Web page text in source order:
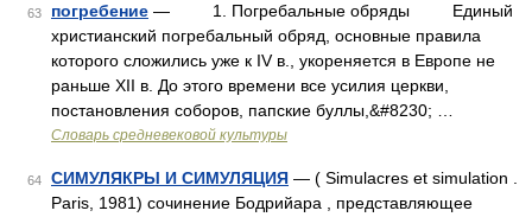
63 погребение — 1. Погребальные обряды Единый
христианский погребальный обряд, основные правила
которого сложились уже к IV в., укореняется в Европе не
раньше XII в. До этого времени все усилия церкви,
постановления соборов, папские буллы,&#8230; …
Словарь средневековой культуры
64 СИМУЛЯКРЫ И СИМУЛЯЦИЯ — ( Simulacres et simulation .
Paris, 1981) сочинение Бодрийара , представляющее